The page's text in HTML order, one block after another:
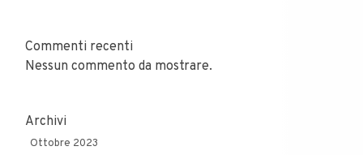
Commenti recenti
Nessun commento da mostrare.
Archivi
Ottobre 2023